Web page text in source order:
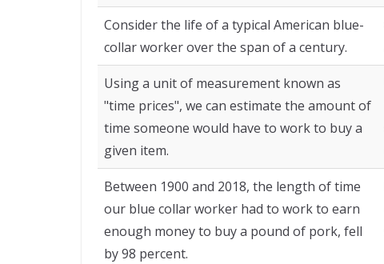
Consider the life of a typical American blue-
collar worker over the span of a century.
Using a unit of measurement known as
"time prices", we can estimate the amount of
time someone would have to work to buy a
given item.
Between 1900 and 2018, the length of time
our blue collar worker had to work to earn
enough money to buy a pound of pork, fell
by 98 percent.